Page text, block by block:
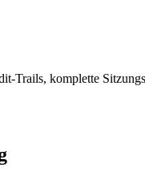
komplette